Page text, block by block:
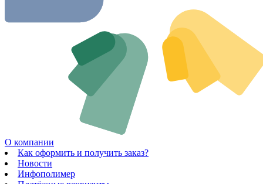
О компании
Как оформить и получить заказ?
Новости
Инфополимер